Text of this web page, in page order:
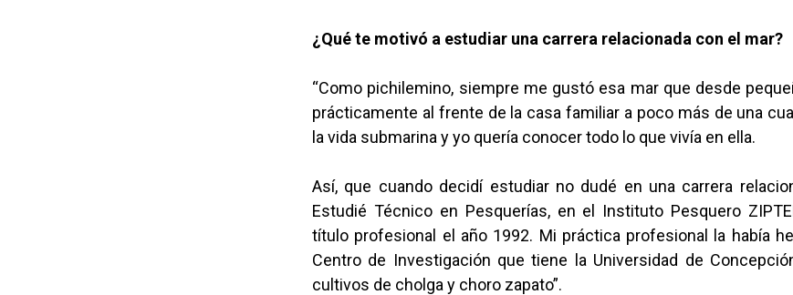
¿Qué te motivó a estudiar una carrera relacionada con el mar?
“Como pichilemino, siempre me gustó esa mar que desde
prácticamente al frente de la casa familiar a poco más de una
la vida submarina y yo quería conocer todo lo que vivía en ella.
Así, que cuando decidí estudiar no dudé en una carrera
Estudié Técnico en Pesquerías, en el Instituto Pesquero
título profesional el año 1992. Mi práctica profesional la había
Centro de Investigación que tiene la Universidad de
cultivos de cholga y choro zapato”.